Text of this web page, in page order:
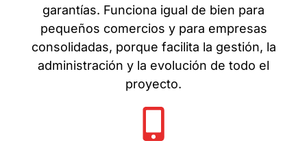
garantías. Funciona igual de bien para
pequeños comercios y para empresas
consolidadas, porque facilita la gestión, la
administración y la evolución de todo el
proyecto.